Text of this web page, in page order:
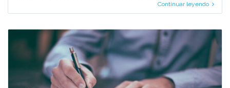
Continuar leyendo